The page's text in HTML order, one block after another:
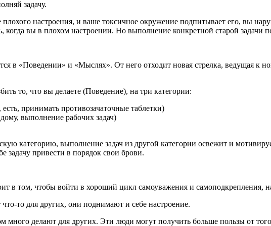
задачу.
настроения, и ваше токсичное окружение подпитывает его, вы
когда вы в плохом настроении. Но выполнение конкретной старой задачи
в «Поведении» и «Мыслях». От него отходит новая стрелка, ведущая к
то, что вы делаете (Поведение), на три категории:
принимать противозачаточные таблетки)
выполнение рабочих задач)
категорию, выполнение задач из другой категории освежит и
задачу привести в порядок свои брови.
в том, чтобы войти в хороший цикл самоуважения и самоподкрепления,
то для других, они поднимают и себе настроение.
делают для других. Эти люди могут получить больше пользы от